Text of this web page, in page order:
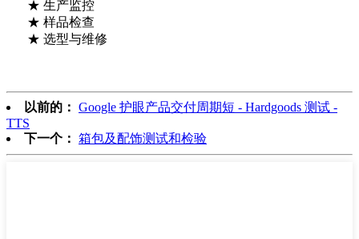
★ 生产监控
★ 样品检查
★ 选型与维修
以前的： Google 护眼产品交付周期短 - Hardgoods 测试 -
TTS
下一个： 箱包及配饰测试和检验